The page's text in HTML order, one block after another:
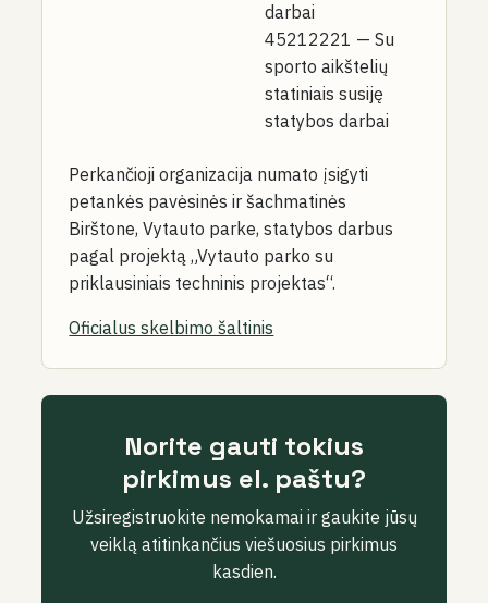
darbai
45212221 — Su
sporto aikštelių
statiniais susiję
statybos darbai
Perkančioji organizacija numato įsigyti
petankės pavėsinės ir šachmatinės
Birštone, Vytauto parke, statybos darbus
pagal projektą „Vytauto parko su
priklausiniais techninis projektas“.
Oficialus skelbimo šaltinis
Norite gauti tokius
pirkimus el. paštu?
Užsiregistruokite nemokamai ir gaukite jūsų
veiklą atitinkančius viešuosius pirkimus
kasdien.